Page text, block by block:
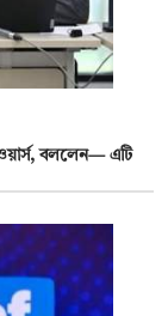
বললেন— এটি